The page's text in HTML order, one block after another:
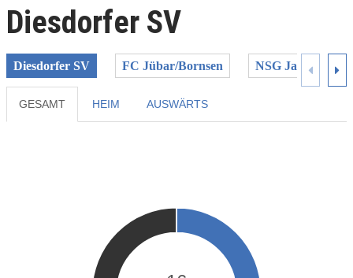
Diesdorfer SV
Diesdorfer SV FC Jübar/Bornsen NSG Jahrstedt/
GESAMT HEIM AUSWÄRTS